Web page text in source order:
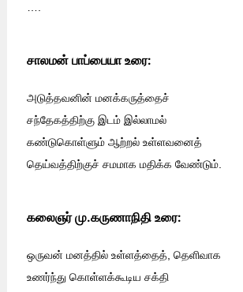
சாலமன் பாப்பையா உரை:
அடுத்தவனின் மனக்கருத்தைச்
சந்தேகத்திற்கு இடம் இல்லாமல்
கண்டுகொள்ளும் ஆற்றல் உள்ளவனைத்
தெய்வத்திற்குச் சமமாக மதிக்க வேண்டும்.
கலைஞர் மு.கருணாநிதி உரை:
ஒருவன் மனத்தில் உள்ளத்தைத், தெளிவாக
உணர்ந்து கொள்ளக்கூடிய சக்தி